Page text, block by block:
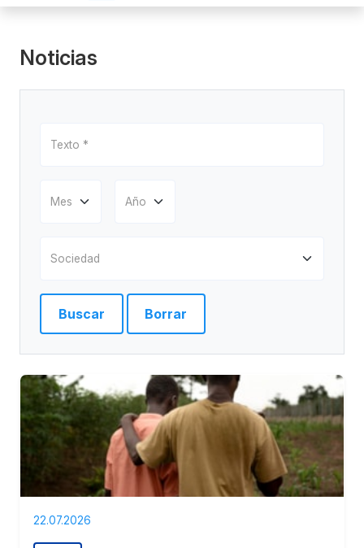
Noticias
Buscar Borrar
22.07.2026